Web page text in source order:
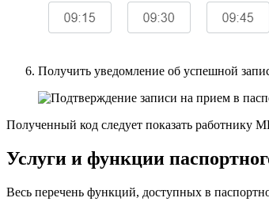
Получить уведомление об успешной
Полученный код следует показать работнику
Услуги и функции
Весь перечень функций, доступных в